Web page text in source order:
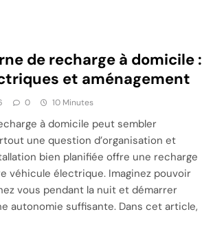
de recharge à domicile :
et aménagement
0 10 Minutes
à domicile peut sembler
une question d’organisation et
bien planifiée offre une recharge
véhicule électrique. Imaginez pouvoir
vous pendant la nuit et démarrer
autonomie suffisante. Dans cet article,